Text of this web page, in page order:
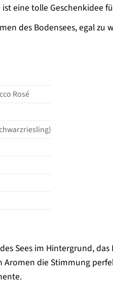
ist eine tolle Geschenkidee
des Bodensees, egal zu
Rosé
Sees im Hintergrund,
die Stimmung